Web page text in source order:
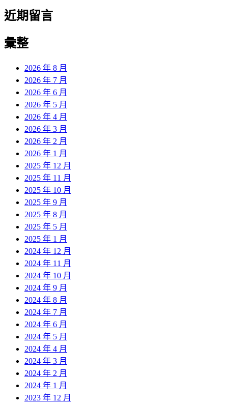
近期留言
彙整
2026 年 8 月
2026 年 7 月
2026 年 6 月
2026 年 5 月
2026 年 4 月
2026 年 3 月
2026 年 2 月
2026 年 1 月
2025 年 12 月
2025 年 11 月
2025 年 10 月
2025 年 9 月
2025 年 8 月
2025 年 5 月
2025 年 1 月
2024 年 12 月
2024 年 11 月
2024 年 10 月
2024 年 9 月
2024 年 8 月
2024 年 7 月
2024 年 6 月
2024 年 5 月
2024 年 4 月
2024 年 3 月
2024 年 2 月
2024 年 1 月
2023 年 12 月